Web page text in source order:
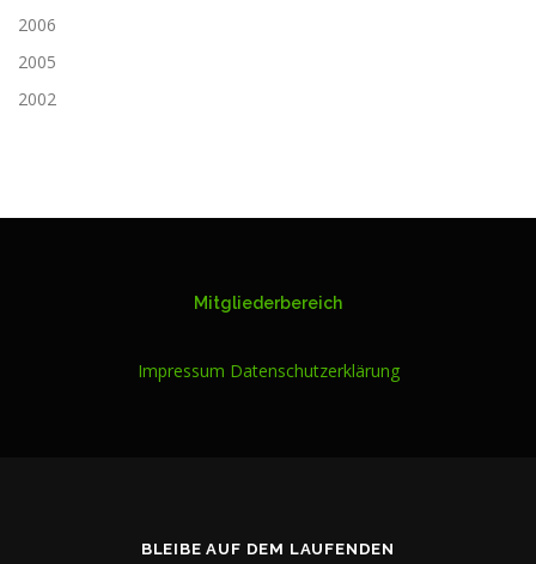
2006
2005
2002
Mitgliederbereich
Impressum Datenschutzerklärung
BLEIBE AUF DEM LAUFENDEN